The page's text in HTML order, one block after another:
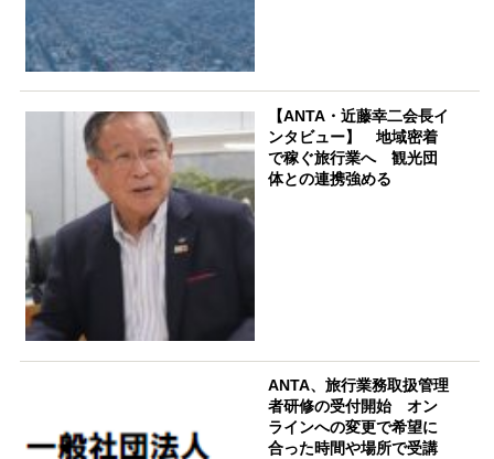
【ANTA・近藤幸二会長イ
ンタビュー】 地域密着
で稼ぐ旅行業へ 観光団
体との連携強める
ANTA、旅行業務取扱管理
者研修の受付開始 オン
ラインへの変更で希望に
合った時間や場所で受講